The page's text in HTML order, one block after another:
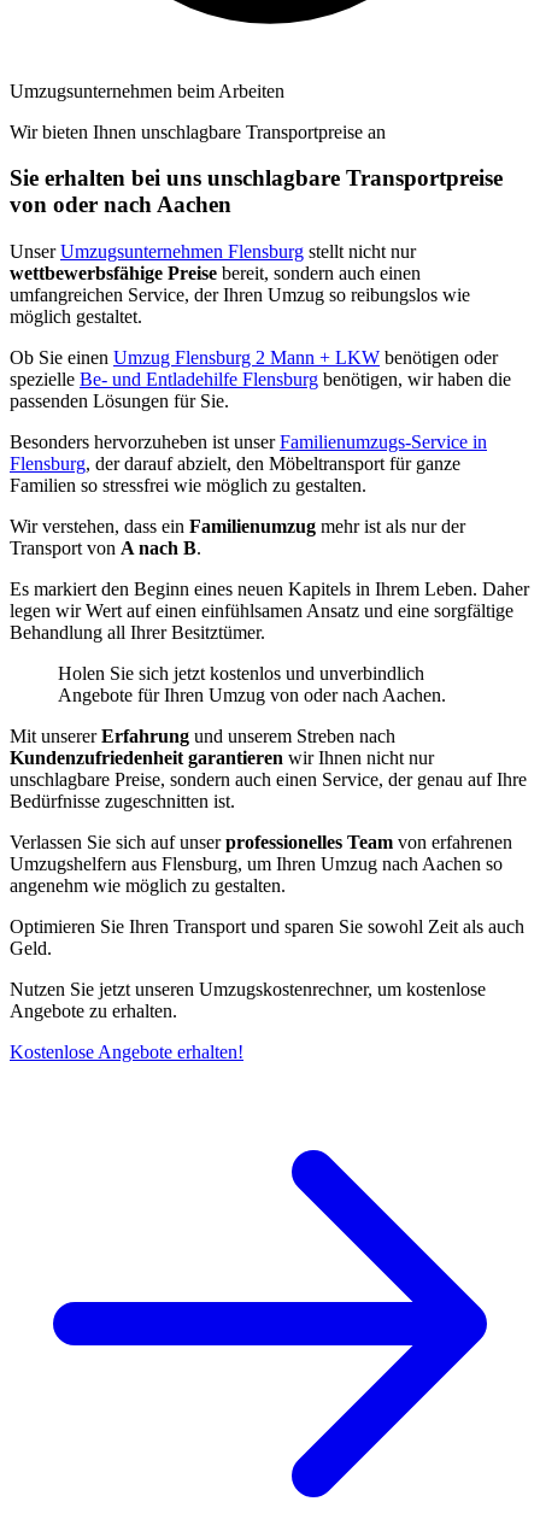
Umzugsunternehmen beim Arbeiten
Wir bieten Ihnen unschlagbare Transportpreise an
Sie erhalten bei uns unschlagbare Transportpreise
von oder nach Aachen
UnserUmzugsunternehmen Flensburg stellt nicht nur
wettbewerbsfähige Preise bereit, sondern auch einen
umfangreichen Service, der Ihren Umzug so reibungslos wie
möglich gestaltet.
Ob Sie einen Umzug Flensburg 2 Mann + LKW benötigen oder
spezielle Be- und Entladehilfe Flensburg benötigen, wir haben die
passenden Lösungen für Sie.
Besonders hervorzuheben ist unserFamilienumzugs-Service in
Flensburg, der darauf abzielt, den Möbeltransport für ganze
Familien so stressfrei wie möglich zu gestalten.
Wir verstehen, dass ein Familienumzug mehr ist als nur der
Transport von A nach B.
Es markiert den Beginn eines neuen Kapitels in Ihrem Leben. Daher
legen wir Wert auf einen einfühlsamen Ansatz und eine sorgfältige
Behandlung all Ihrer Besitztümer.
Holen Sie sich jetzt kostenlos und unverbindlich
Angebote für Ihren Umzug von oder nach Aachen.
Mit unsererErfahrung und unserem Streben nach
Kundenzufriedenheit garantieren wir Ihnen nicht nur
unschlagbare Preise, sondern auch einen Service, der genau auf Ihre
Bedürfnisse zugeschnitten ist.
Verlassen Sie sich auf unserprofessionelles Team von erfahrenen
Umzugshelfern aus Flensburg, um Ihren Umzug nach Aachen so
angenehm wie möglich zu gestalten.
Optimieren Sie Ihren Transport und sparen Sie sowohl Zeit als auch
Geld.
Nutzen Sie jetzt unseren Umzugskostenrechner, um kostenlose
Angebote zu erhalten.
Kostenlose Angebote erhalten!